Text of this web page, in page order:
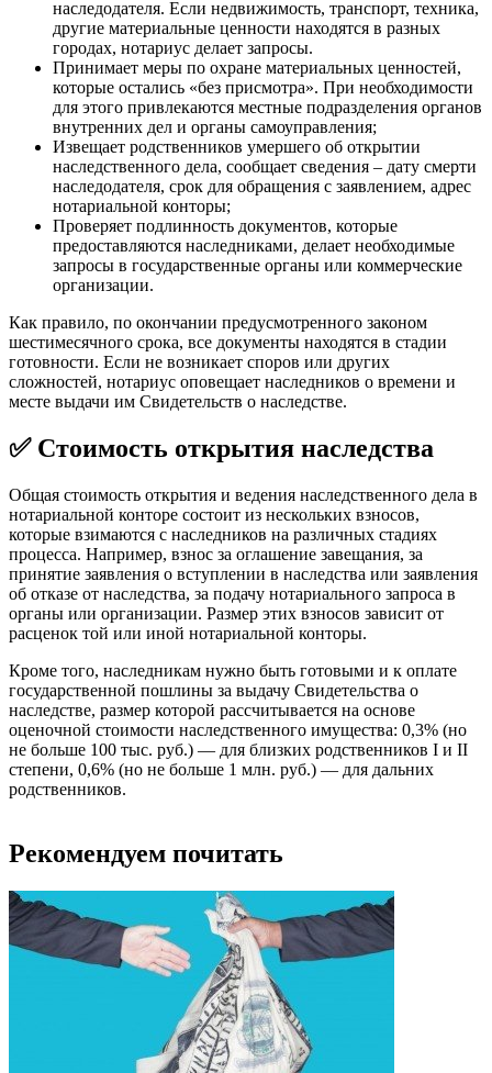
наследодателя. Если недвижимость, транспорт, техника,
другие материальные ценности находятся в разных
городах, нотариус делает запросы.
Принимает меры по охране материальных ценностей,
которые остались «без присмотра». При необходимости
для этого привлекаются местные подразделения органов
внутренних дел и органы самоуправления;
Извещает родственников умершего об открытии
наследственного дела, сообщает сведения – дату смерти
наследодателя, срок для обращения с заявлением, адрес
нотариальной конторы;
Проверяет подлинность документов, которые
предоставляются наследниками, делает необходимые
запросы в государственные органы или коммерческие
организации.
Как правило, по окончании предусмотренного законом
шестимесячного срока, все документы находятся в стадии
готовности. Если не возникает споров или других
сложностей, нотариус оповещает наследников о времени и
месте выдачи им Свидетельств о наследстве.
✅ Стоимость открытия наследства
Общая стоимость открытия и ведения наследственного дела в
нотариальной конторе состоит из нескольких взносов,
которые взимаются с наследников на различных стадиях
процесса. Например, взнос за оглашение завещания, за
принятие заявления о вступлении в наследства или заявления
об отказе от наследства, за подачу нотариального запроса в
органы или организации. Размер этих взносов зависит от
расценок той или иной нотариальной конторы.
Кроме того, наследникам нужно быть готовыми и к оплате
государственной пошлины за выдачу Свидетельства о
наследстве, размер которой рассчитывается на основе
оценочной стоимости наследственного имущества: 0,3% (но
не больше 100 тыс. руб.) — для близких родственников I и II
степени, 0,6% (но не больше 1 млн. руб.) — для дальних
родственников.
Рекомендуем почитать